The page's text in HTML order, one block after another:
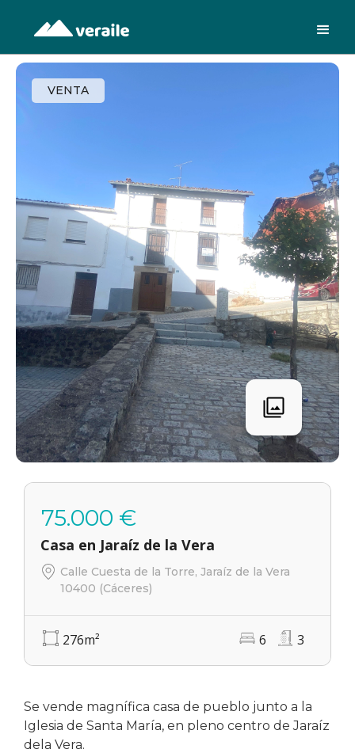
VENTA
75.000 €
Casa en Jaraíz de la Vera
Calle Cuesta de la Torre, Jaraíz de la Vera
10400 (Cáceres)
6 3
276m²
Se vende magnífica casa de pueblo junto a la
Iglesia de Santa María, en pleno centro de Jaraíz
dela Vera.